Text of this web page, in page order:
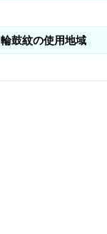
輪鼓紋の使用地域